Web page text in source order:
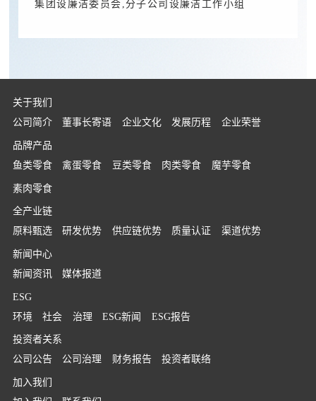
集团设廉洁委员会,分子公司设廉洁工作小组
关于我们
公司简介
董事长寄语 企业文化 发展历程 企业荣誉
品牌产品
鱼类零食
禽蛋零食 豆类零食 肉类零食 魔芋零食
素肉零食
全产业链
原料甄选
研发优势 供应链优势 质量认证 渠道优势
新闻中心
新闻资讯
媒体报道
ESG
环境
社会 治理 ESG新闻 ESG报告
投资者关系
公司公告
公司治理 财务报告 投资者联络
加入我们